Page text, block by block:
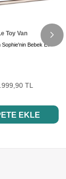
Toy Van
Bebek Evi
TL
EKLE